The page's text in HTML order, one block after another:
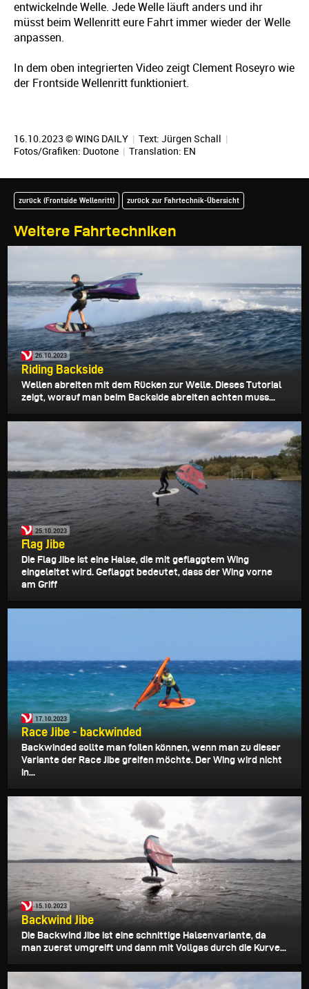
entwickelnde Welle. Jede Welle läuft anders und ihr
müsst beim Wellenritt eure Fahrt immer wieder der Welle
anpassen.
In dem oben integrierten Video zeigt Clement Roseyro wie
der Frontside Wellenritt funktioniert.
16.10.2023 © WING DAILY | Text: Jürgen Schall |
Fotos/Grafiken: Duotone | Translation: EN
Weitere Fahrtechniken
zurück (Frontside Wellenritt) zurück zur Fahrtechnik-Übersicht
26.10.2023
Riding Backside
Wellen abreiten mit dem Rücken zur Welle. Dieses Tutorial
zeigt, worauf man beim Backside abreiten achten muss...
25.10.2023
Flag Jibe
Die Flag Jibe ist eine Halse, die mit geflaggtem Wing
eingeleitet wird. Geflaggt bedeutet, dass der Wing vorne
am Griff
17.10.2023
Race Jibe - backwinded
Backwinded sollte man foilen können, wenn man zu dieser
Variante der Race Jibe greifen möchte. Der Wing wird nicht
in...
15.10.2023
Backwind Jibe
Die Backwind Jibe ist eine schnittige Halsenvariante, da
man zuerst umgreift und dann mit Vollgas durch die Kurve...